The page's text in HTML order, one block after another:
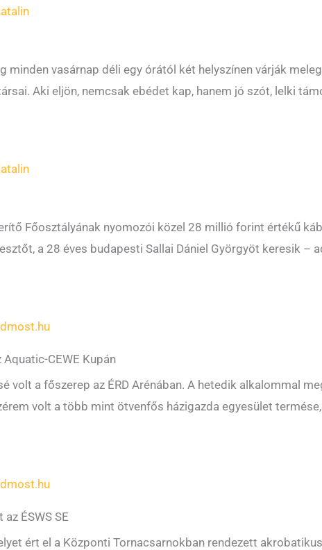
vasárnap déli egy órától két helyszínen várják
Aki eljön, nemcsak ebédet kap, hanem jó szót, lelki
Főosztályának nyomozói közel 28 millió forint értékű
a 28 éves budapesti Sallai Dániel Györgyöt keresik –
CEWE Kupán
volt a főszerep az ÉRD Arénában. A hetedik alkalommal
volt a több mint ötvenfős házigazda egyesület
ÉSWS SE
ért el a Központi Tornacsarnokban rendezett